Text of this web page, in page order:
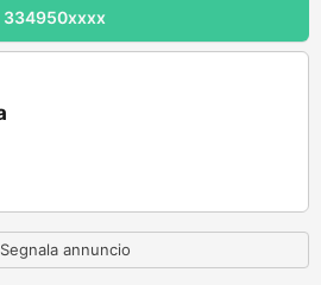
334950xxxx
Segnala annuncio